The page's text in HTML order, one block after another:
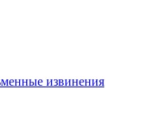
извинения